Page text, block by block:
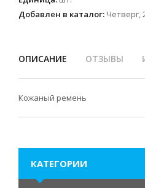
Добавлен в каталог: Четверг,
ОПИСАНИЕ ОТЗЫВЫ
Кожаный ремень
КАТЕГОРИИ